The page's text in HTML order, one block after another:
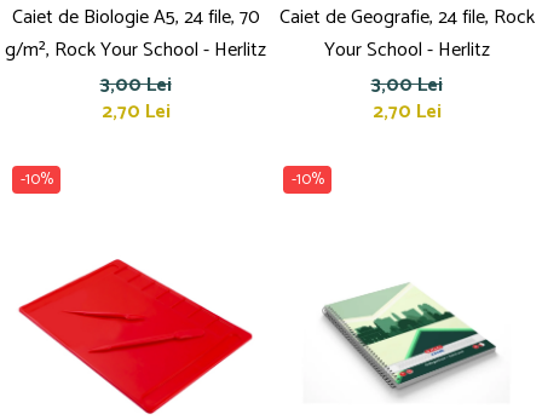
Caiet de Biologie A5, 24 file, 70
g/m², Rock Your School - Herlitz
3,00 Lei
2,70 Lei
Caiet de Geografie, 24 file, Rock
Your School - Herlitz
3,00 Lei
2,70 Lei
-10% -10%